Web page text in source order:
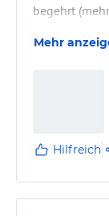
begehrt
Mehr
Hilfreich